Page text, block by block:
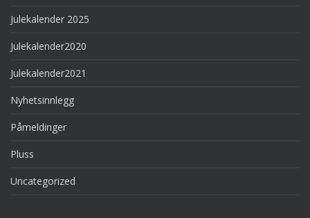
Julekalender 2025
Julekalender2020
Julekalender2021
Nyhetsinnlegg
Påmeldinger
Pluss
Uncategorized